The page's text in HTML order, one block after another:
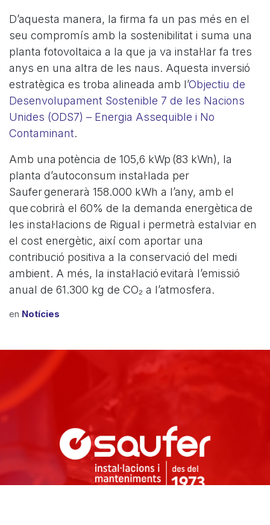
D’aquesta manera, la firma fa un pas més en el
seu compromís amb la sostenibilitat i suma una
planta fotovoltaica a la que ja va instal·lar fa tres
anys en una altra de les naus. Aquesta inversió
estratègica es troba alineada amb l’Objectiu de
Desenvolupament Sostenible 7 de les Nacions
Unides (ODS7) – Energia Assequible i No
Contaminant.
Amb una potència de 105,6 kWp (83 kWn), la
planta d’autoconsum instal·lada per
Saufer generarà 158.000 kWh a l’any, amb el
que cobrirà el 60% de la demanda energètica de
les instal·lacions de Rigual i permetrà estalviar en
el cost energètic, així com aportar una
contribució positiva a la conservació del medi
ambient. A més, la instal·lació evitarà l’emissió
anual de 61.300 kg de CO₂ a l’atmosfera.
en Notícies